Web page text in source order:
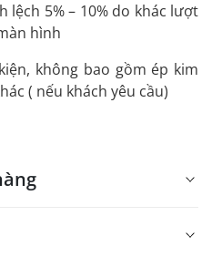
5% – 10% do khác lượt
hình
không bao gồm ép kim
( nếu khách yêu cầu)